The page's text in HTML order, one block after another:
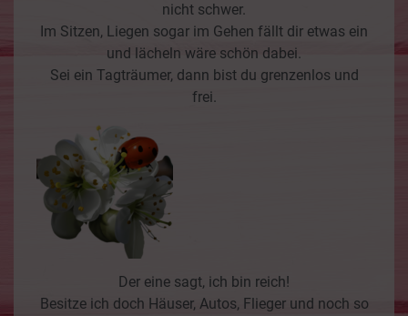
nicht schwer.
Im Sitzen, Liegen sogar im Gehen fällt dir etwas ein
und lächeln wäre schön dabei.
Sei ein Tagträumer, dann bist du grenzenlos und
frei.
Der eine sagt, ich bin reich!
Besitze ich doch Häuser, Autos, Flieger und noch so